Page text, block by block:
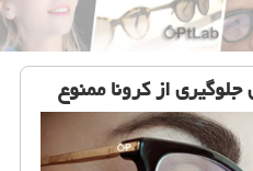
از كرونا ممنوع